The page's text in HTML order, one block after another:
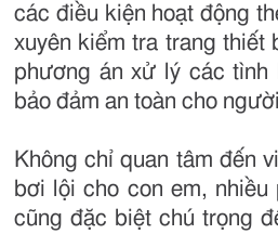
các điều kiện hoạt động
xuyên kiểm tra trang thiết
phương án xử lý các tình
bảo đảm an toàn cho
Không chỉ quan tâm đến
bơi lội cho con em, nhiều
cũng đặc biệt chú trọng